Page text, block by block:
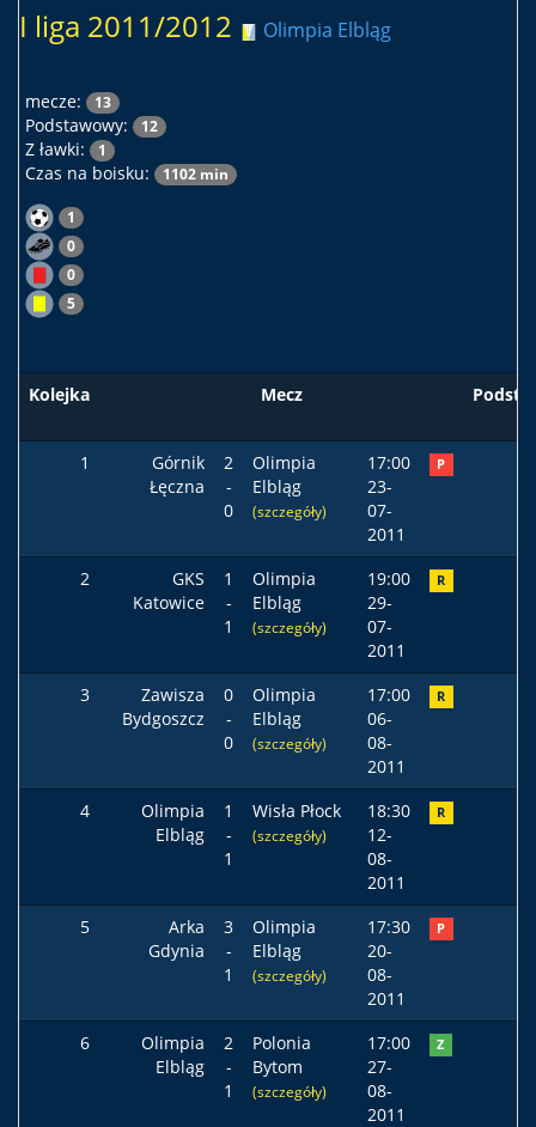
I liga 2011/2012 Olimpia Elbląg
mecze: 13
Podstawowy: 12
Z ławki: 1
Czas na boisku: 1102 min
1
0
0
5
Kolejka Mecz Podst
1
Górnik
Łęczna
2
-
0
Olimpia
Elbląg
(szczegóły)
17:00
23-
07-
2011
P
2
GKS
Katowice
1
-
1
Olimpia
Elbląg
(szczegóły)
19:00
29-
07-
2011
R
3
Zawisza
Bydgoszcz
0
-
0
Olimpia
Elbląg
(szczegóły)
17:00
06-
08-
2011
R
4
Olimpia
Elbląg
1
-
1
Wisła Płock
(szczegóły)
18:30
12-
08-
2011
R
5
Arka
Gdynia
3
-
1
Olimpia
Elbląg
(szczegóły)
17:30
20-
08-
2011
P
6
Olimpia
Elbląg
2
-
1
Polonia
Bytom
(szczegóły)
17:00
27-
08-
2011
Z